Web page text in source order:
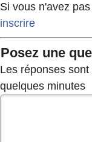
Si vous n'avez
inscrire
Posez une
Les réponses
quelques minutes